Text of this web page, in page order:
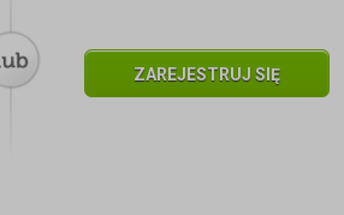
ZAREJESTRUJ SIĘ